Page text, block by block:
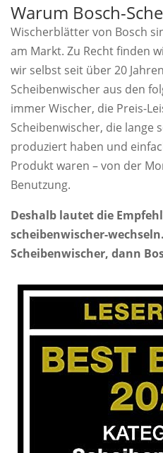
Warum Bosch-
Wischerblätter von Bosch
am Markt. Zu Recht finden
wir selbst seit über 20
Scheibenwischer aus den
immer Wischer, die Preis-
Scheibenwischer, die lange
produziert haben und
Produkt waren – von der
Benutzung.
Deshalb lautet die
scheibenwischer-
Scheibenwischer, dann